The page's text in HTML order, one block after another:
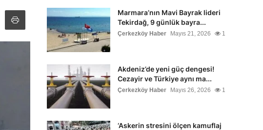
Marmara’nın Mavi Bayrak lideri
Tekirdağ, 9 günlük bayra...
Çerkezköy Haber Mayıs 21, 2026 1
Akdeniz’de yeni güç dengesi!
Cezayir ve Türkiye aynı ma...
Çerkezköy Haber Mayıs 26, 2026 1
‘Askerin stresini ölçen kamuflaj